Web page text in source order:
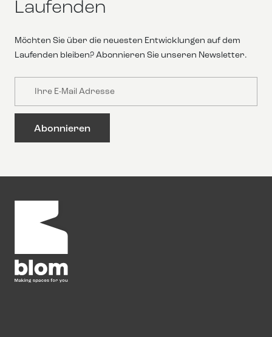
Laufenden
Möchten Sie über die neuesten Entwicklungen auf dem
Laufenden bleiben? Abonnieren Sie unseren Newsletter.